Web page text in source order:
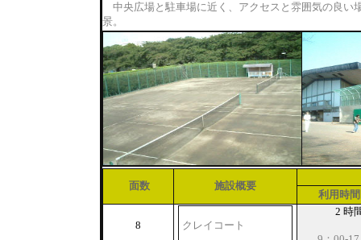
中央広場と駐車場に近く、アクセスと雰囲気の良い
景。
面数 施設概要
利用時
8 クレイコート
2 時